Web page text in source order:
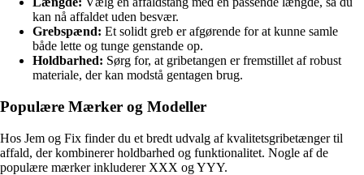
kan nå affaldet uden besvær.
Grebspænd: Et solidt greb er afgørende for at kunne samle
både lette og tunge genstande op.
Holdbarhed: Sørg for, at gribetangen er fremstillet af robust
materiale, der kan modstå gentagen brug.
Populære Mærker og Modeller
Hos Jem og Fix finder du et bredt udvalg af kvalitetsgribetænger til
affald, der kombinerer holdbarhed og funktionalitet. Nogle af de
populære mærker inkluderer XXX og YYY.